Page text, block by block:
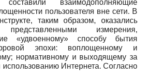
взаимодополняющие
пользователя вне сети. В
таким образом, оказались
представленными измерения,
«удвоенному» способу бытия
эпохи: воплощенному и
нормативному и выходящему за
Интернета. Согласно